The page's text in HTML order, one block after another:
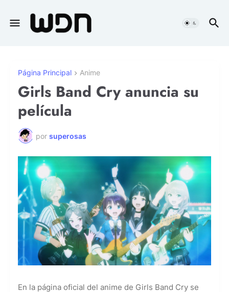
Página Principal Anime
Girls Band Cry anuncia su
película
por superosas
En la página oficial del anime de Girls Band Cry se